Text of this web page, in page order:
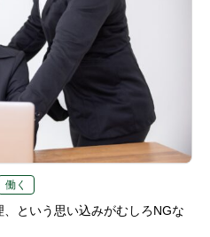
働く
という思い込みがむしろNGな